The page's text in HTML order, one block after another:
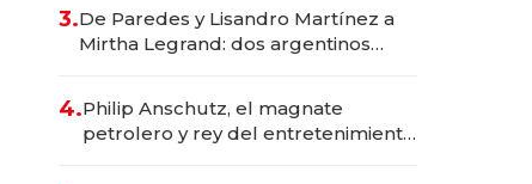
marcas "fast premium"
3.De Paredes y Lisandro Martínez a
Mirtha Legrand: dos argentinos
4.Philip Anschutz, el magnate
petrolero y rey del entretenimiento